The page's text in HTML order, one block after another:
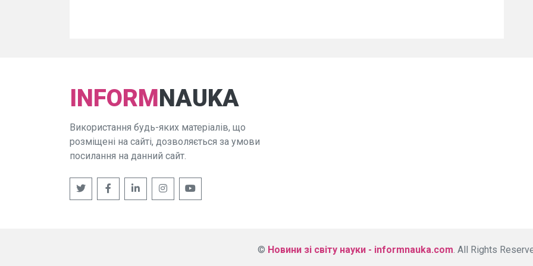
INFORMNAUKA
Використання будь-яких матеріалів, що
розміщені на сайті, дозволяється за умови
посилання на данний сайт.
© Новини зі світу науки - informnauka.com. All Rights